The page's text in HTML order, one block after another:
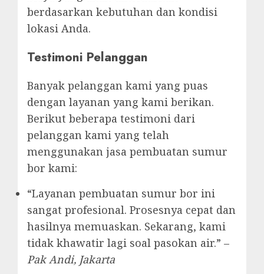
berdasarkan kebutuhan dan kondisi
lokasi Anda.
Testimoni Pelanggan
Banyak pelanggan kami yang puas
dengan layanan yang kami berikan.
Berikut beberapa testimoni dari
pelanggan kami yang telah
menggunakan jasa pembuatan sumur
bor kami:
“Layanan pembuatan sumur bor ini
sangat profesional. Prosesnya cepat dan
hasilnya memuaskan. Sekarang, kami
tidak khawatir lagi soal pasokan air.” –
Pak Andi, Jakarta